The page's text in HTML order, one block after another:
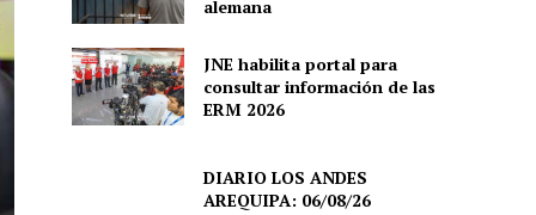
alemana
JNE habilita portal para
consultar información de las
ERM 2026
DIARIO LOS ANDES
AREQUIPA: 06/08/26